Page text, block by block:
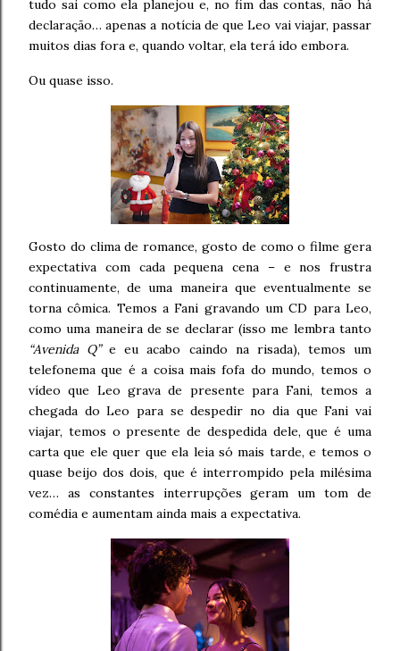
tudo sai como ela planejou e, no fim das contas, não há
declaração… apenas a notícia de que Leo vai viajar, passar
muitos dias fora e, quando voltar, ela terá ido embora.
Ou quase isso.
Gosto do clima de romance, gosto de como o filme gera
expectativa com cada pequena cena – e nos frustra
continuamente, de uma maneira que eventualmente se
torna cômica. Temos a Fani gravando um CD para Leo,
como uma maneira de se declarar (isso me lembra tanto
“Avenida Q”e eu acabo caindo na risada), temos um
telefonema que é a coisa mais fofa do mundo, temos o
vídeo que Leo grava de presente para Fani, temos a
chegada do Leo para se despedir no dia que Fani vai
viajar, temos o presente de despedida dele, que é uma
carta que ele quer que ela leia só mais tarde, e temos o
quase beijo dos dois, que é interrompido pela milésima
vez… as constantes interrupções geram um tom de
comédia e aumentam ainda mais a expectativa.